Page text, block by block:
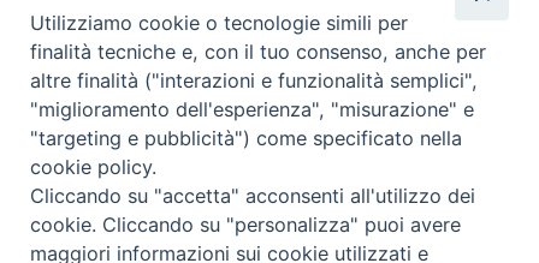
Scrivici
Copyright © 2019 - Tutti i diritti riservati - Vita
Trentina Editrice
Utilizziamo cookie o tecnologie simili per
finalità tecniche e, con il tuo consenso, anche per
altre finalità ("interazioni e funzionalità semplici",
"miglioramento dell'esperienza", "misurazione" e
"targeting e pubblicità") come specificato nella
cookie policy.
Cliccando su "accetta" acconsenti all'utilizzo dei
cookie. Cliccando su "personalizza" puoi avere
maggiori informazioni sui cookie utilizzati e